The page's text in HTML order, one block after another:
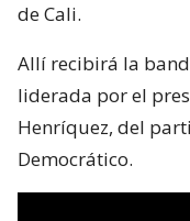
de Cali.
Allí recibirá la
liderada por el
Henríquez, del
Democrático.